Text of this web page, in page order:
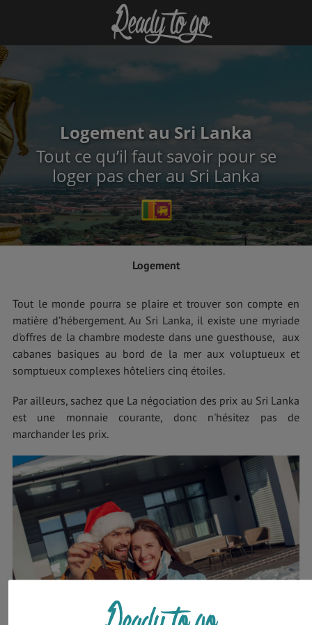
Logement au Sri Lanka
Tout ce qu’il faut savoir pour se
loger pas cher au Sri Lanka
Logement
Tout le monde pourra se plaire et trouver son compte en
matière d’hébergement. Au Sri Lanka, il existe une myriade
d'offres de la chambre modeste dans une guesthouse, aux
cabanes basiques au bord de la mer aux voluptueux et
somptueux complexes hôteliers cinq étoiles.
Par ailleurs, sachez que La négociation des prix au Sri Lanka
est une monnaie courante, donc n'hésitez pas de
marchander les prix.